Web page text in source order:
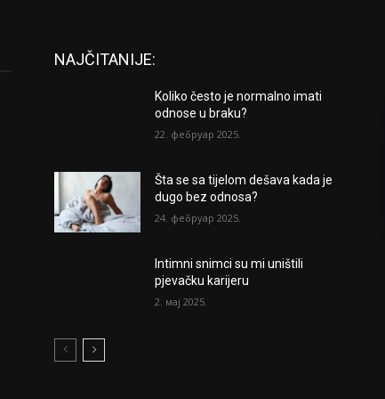
NAJČITANIJE:
Koliko često je normalno imati
odnose u braku?
22. фебруар 2025.
Šta se sa tijelom dešava kada je
dugo bez odnosa?
24. фебруар 2025.
Intimni snimci su mi uništili
pjevačku karijeru
2. мај 2025.